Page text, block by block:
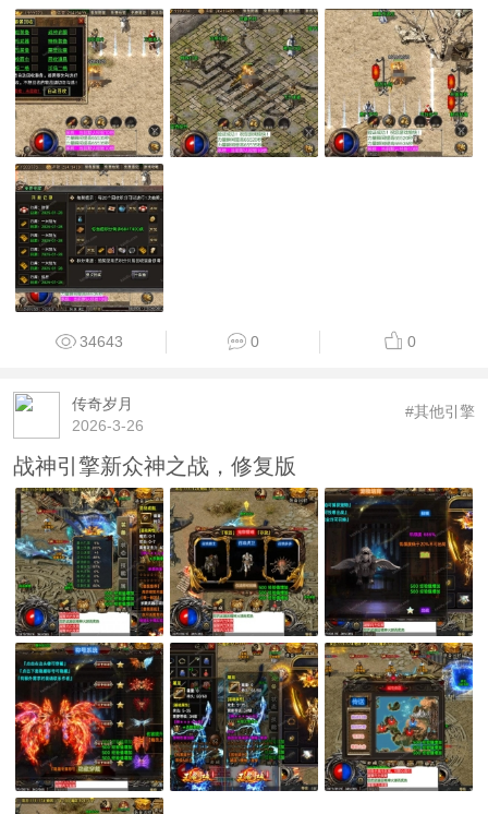
34643 0 0
传奇岁月
2026-3-26
#其他引擎
战神引擎新众神之战，修复版